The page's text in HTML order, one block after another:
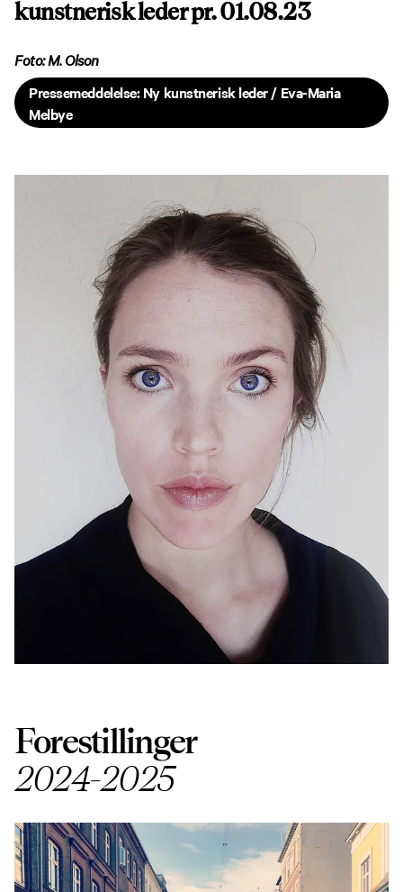
kunstnerisk leder pr. 01.08.23
Foto: M. Olson
Pressemeddelelse: Ny kunstnerisk leder / Eva-Maria
Melbye
Forestillinger
2024-2025